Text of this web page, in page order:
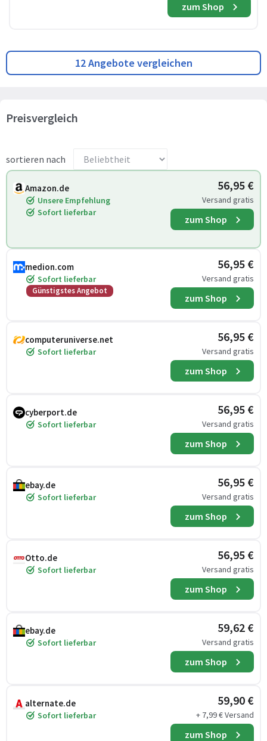
zum Shop
12 Angebote vergleichen
Preisvergleich
sortieren nach
Amazon.de
Unsere Empfehlung
Sofort lieferbar
56,95 €
Versand gratis
zum Shop
medion.com
Sofort lieferbar
Günstigstes Angebot
56,95 €
Versand gratis
zum Shop
computeruniverse.net
Sofort lieferbar
56,95 €
Versand gratis
zum Shop
cyberport.de
Sofort lieferbar
56,95 €
Versand gratis
zum Shop
ebay.de
Sofort lieferbar
56,95 €
Versand gratis
zum Shop
Otto.de
Sofort lieferbar
56,95 €
Versand gratis
zum Shop
ebay.de
Sofort lieferbar
59,62 €
Versand gratis
zum Shop
alternate.de
Sofort lieferbar
59,90 €
+ 7,99 € Versand
zum Shop